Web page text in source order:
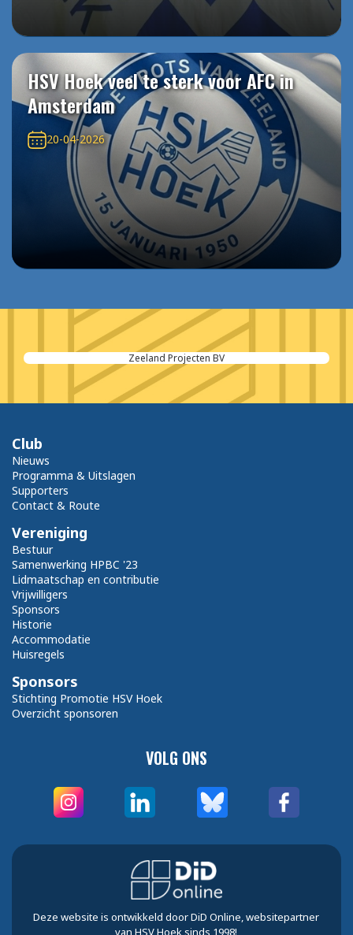
HSV Hoek veel te sterk voor AFC in
Amsterdam
20-04-2026
Zeeland Projecten BV
VOLG ONS
Club
Nieuws
Programma & Uitslagen
Supporters
Contact & Route
Vereniging
Bestuur
Samenwerking HPBC '23
Lidmaatschap en contributie
Vrijwilligers
Sponsors
Historie
Accommodatie
Huisregels
Sponsors
Stichting Promotie HSV Hoek
Overzicht sponsoren
Deze website is ontwikkeld door DiD Online, websitepartner